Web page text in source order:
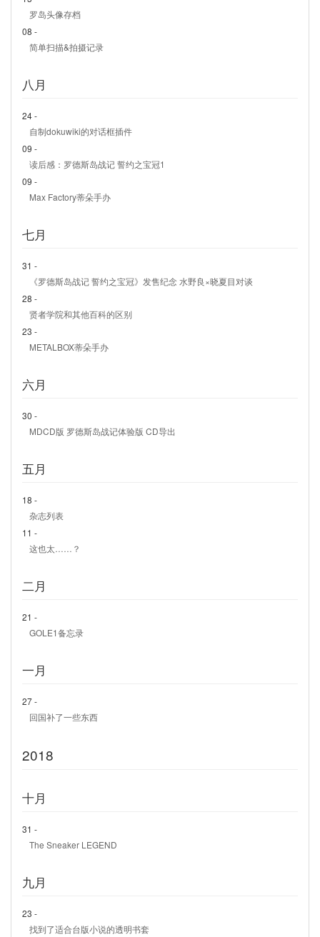
罗岛头像存档
08 -
简单扫描&拍摄记录
八月
24 -
自制dokuwiki的对话框插件
09 -
读后感：罗德斯岛战记 誓约之宝冠1
09 -
Max Factory蒂朵手办
七月
31 -
《罗德斯岛战记 誓约之宝冠》发售纪念 水野良×晓夏目对谈
28 -
贤者学院和其他百科的区别
23 -
METALBOX蒂朵手办
六月
30 -
MDCD版 罗德斯岛战记体验版 CD导出
五月
18 -
杂志列表
11 -
这也太……？
二月
21 -
GOLE1备忘录
一月
27 -
回国补了一些东西
2018
十月
31 -
The Sneaker LEGEND
九月
23 -
找到了适合台版小说的透明书套